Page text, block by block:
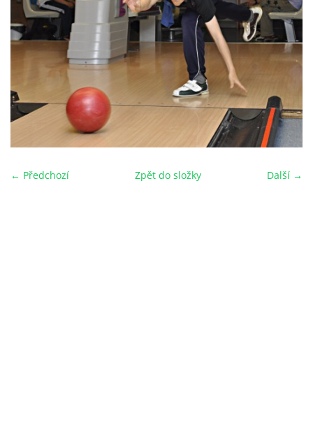
© 2026 eStránky.cz
← Předchozí Další →
Zpět do složky